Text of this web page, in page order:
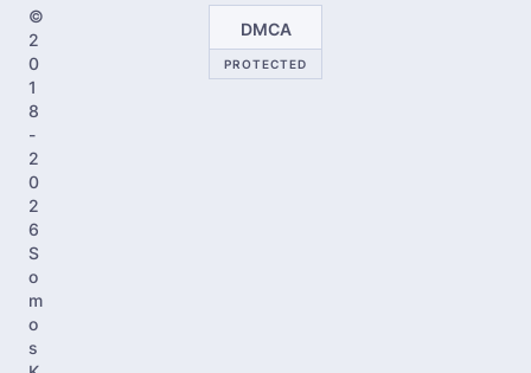
©
2
0
1
8
-
2
0
2
6
S
o
m
o
s
DMCA
PROTECTED